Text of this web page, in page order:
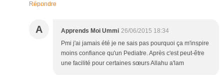
Répondre
A Apprends Moi Ummi 26/06/2015 18:34
Pmi j'ai jamais été je ne sais pas pourquoi ça m'inspire
moins confiance qu'un Pediatre. Après c'est peut-être
une facilité pour certaines sœurs Allahu a'lam